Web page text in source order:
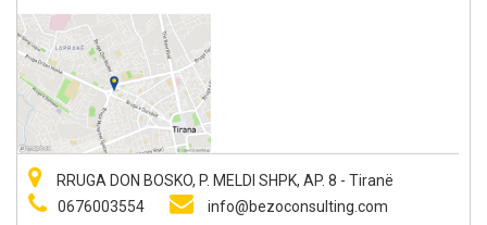
RRUGA DON BOSKO, P. MELDI SHPK, AP. 8 - Tiranë
0676003554
info@bezoconsulting.com